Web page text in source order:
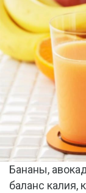
Бананы,
баланс калия,